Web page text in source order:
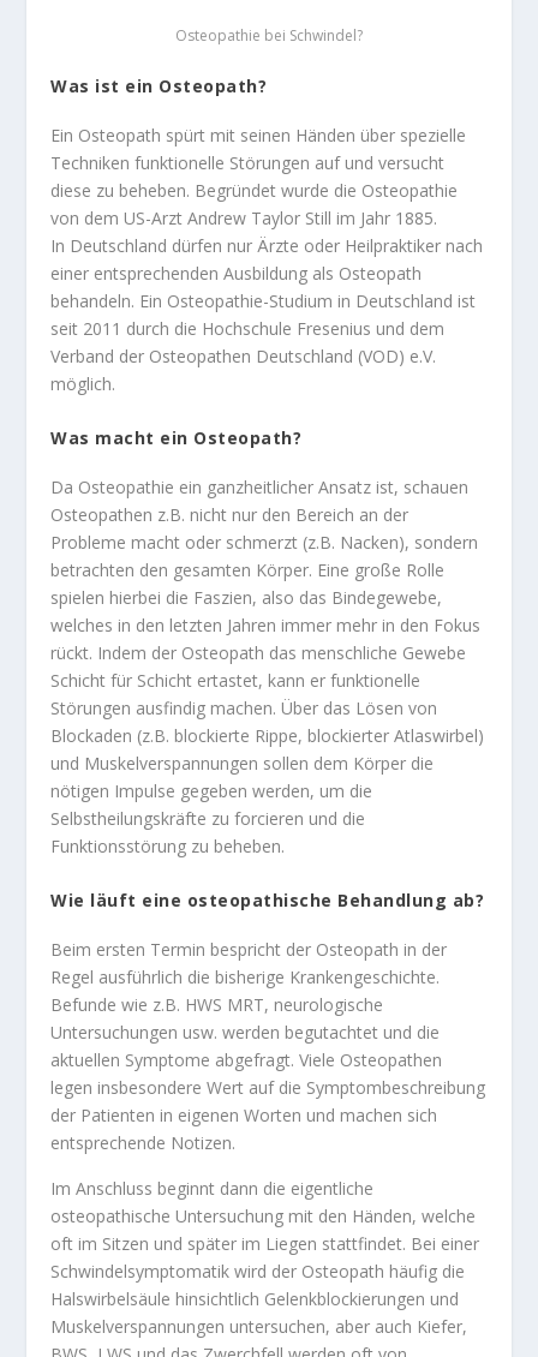
Osteopathie bei Schwindel?
Was ist ein Osteopath?
Ein Osteopath spürt mit seinen Händen über spezielle
Techniken funktionelle Störungen auf und versucht
diese zu beheben. Begründet wurde die Osteopathie
von dem US-Arzt Andrew Taylor Still im Jahr 1885.
In Deutschland dürfen nur Ärzte oder Heilpraktiker nach
einer entsprechenden Ausbildung als Osteopath
behandeln. Ein Osteopathie-Studium in Deutschland ist
seit 2011 durch die Hochschule Fresenius und dem
Verband der Osteopathen Deutschland (VOD) e.V.
möglich.
Was macht ein Osteopath?
Da Osteopathie ein ganzheitlicher Ansatz ist, schauen
Osteopathen z.B. nicht nur den Bereich an der
Probleme macht oder schmerzt (z.B. Nacken), sondern
betrachten den gesamten Körper. Eine große Rolle
spielen hierbei die Faszien, also das Bindegewebe,
welches in den letzten Jahren immer mehr in den Fokus
rückt. Indem der Osteopath das menschliche Gewebe
Schicht für Schicht ertastet, kann er funktionelle
Störungen ausfindig machen. Über das Lösen von
Blockaden (z.B. blockierte Rippe, blockierter Atlaswirbel)
und Muskelverspannungen sollen dem Körper die
nötigen Impulse gegeben werden, um die
Selbstheilungskräfte zu forcieren und die
Funktionsstörung zu beheben.
Wie läuft eine osteopathische Behandlung ab?
Beim ersten Termin bespricht der Osteopath in der
Regel ausführlich die bisherige Krankengeschichte.
Befunde wie z.B. HWS MRT, neurologische
Untersuchungen usw. werden begutachtet und die
aktuellen Symptome abgefragt. Viele Osteopathen
legen insbesondere Wert auf die Symptombeschreibung
der Patienten in eigenen Worten und machen sich
entsprechende Notizen.
Im Anschluss beginnt dann die eigentliche
osteopathische Untersuchung mit den Händen, welche
oft im Sitzen und später im Liegen stattfindet. Bei einer
Schwindelsymptomatik wird der Osteopath häufig die
Halswirbelsäule hinsichtlich Gelenkblockierungen und
Muskelverspannungen untersuchen, aber auch Kiefer,